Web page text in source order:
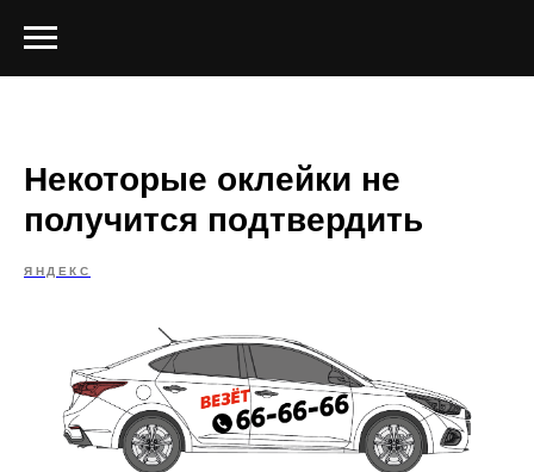
Некоторые оклейки не
получится подтвердить
ЯНДЕКС